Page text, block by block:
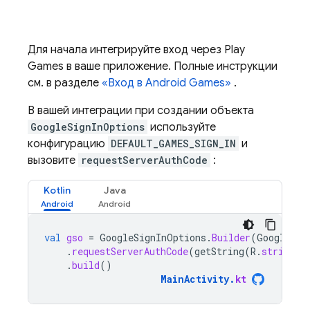
Для начала интегрируйте вход через Play
Games в ваше приложение. Полные инструкции
см. в разделе «Вход в Android Games» .
В вашей интеграции при создании объекта
GoogleSignInOptions используйте
конфигурацию DEFAULT_GAMES_SIGN_IN и
вызовите requestServerAuthCode :
Kotlin Java
val gso = GoogleSignInOptions .Builder(
. requestServerAuthCode(getString(R . string
.build()
MainActivity. kt